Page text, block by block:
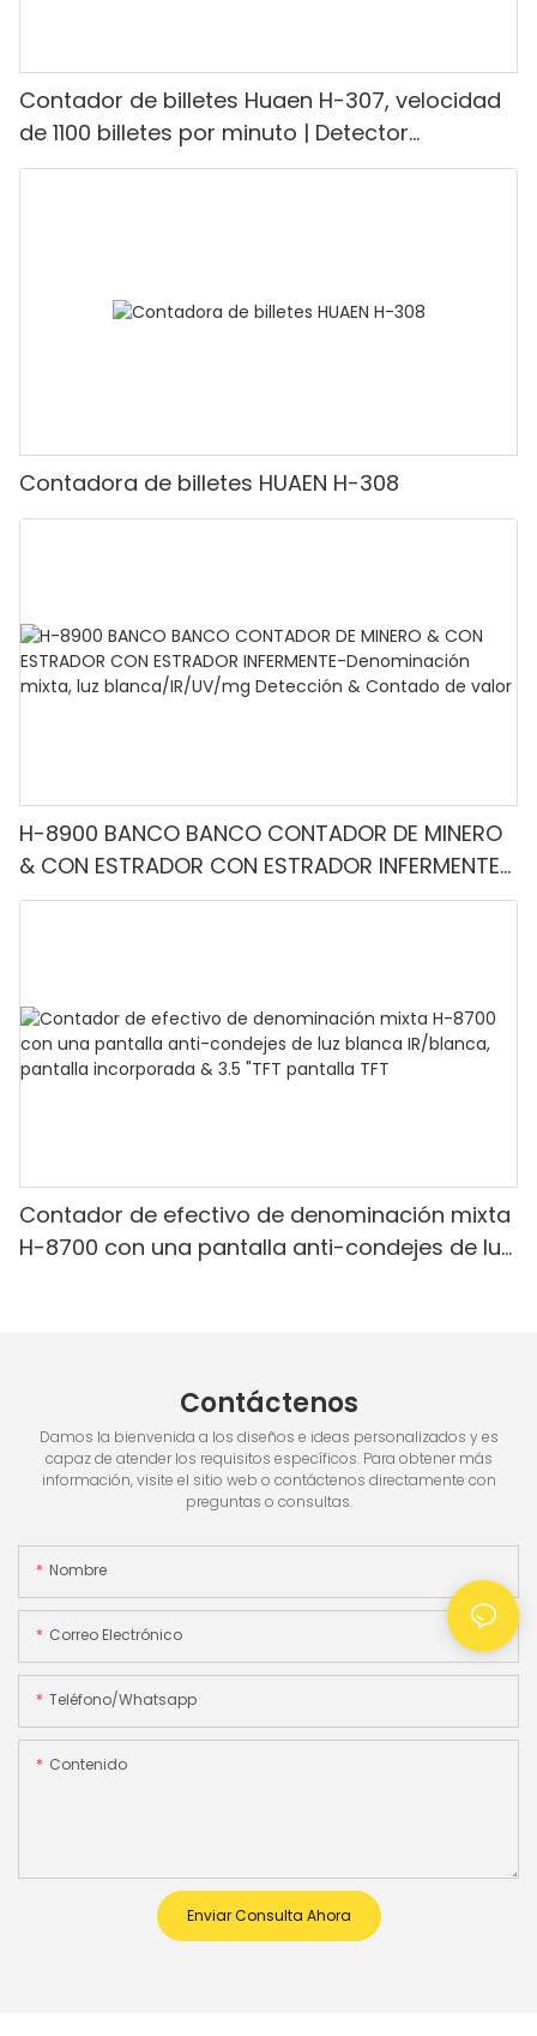
Contador de billetes Huaen H-307, velocidad
de 1100 billetes por minuto | Detector
UV/magnético/infrarrojo/falsificación,
Contadora de billetes HUAEN H-308
H-8900 BANCO BANCO CONTADOR DE MINERO
& CON ESTRADOR CON ESTRADOR INFERMENTE-
Denominación mixta, luz blanca/IR/UV/mg
Contador de efectivo de denominación mixta
H-8700 con una pantalla anti-condejes de luz
Contáctenos
Damos la bienvenida a los diseños e ideas personalizados y es
capaz de atender los requisitos específicos. Para obtener más
información, visite el sitio web o contáctenos directamente con
preguntas o consultas.
Nombre
Correo Electrónico
Teléfono/whatsapp
Contenido
Enviar Consulta Ahora